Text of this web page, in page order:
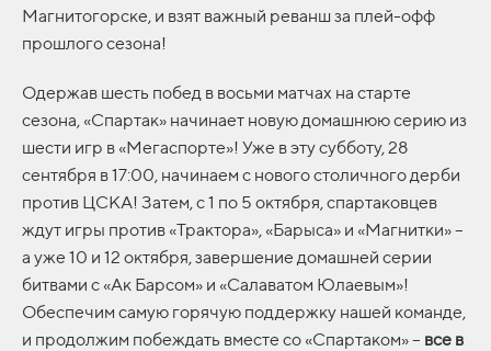
Магнитогорске, и взят важный реванш за плей-офф
прошлого сезона!
Одержав шесть побед в восьми матчах на старте
сезона, «Спартак» начинает новую домашнюю серию из
шести игр в «Мегаспорте»! Уже в эту субботу, 28
сентября в 17:00, начинаем с нового столичного дерби
против ЦСКА! Затем, с 1 по 5 октября, спартаковцев
ждут игры против «Трактора», «Барыса» и «Магнитки» –
а уже 10 и 12 октября, завершение домашней серии
битвами с «Ак Барсом» и «Салаватом Юлаевым»!
Обеспечим самую горячую поддержку нашей команде,
и продолжим побеждать вместе со «Спартаком» – все в